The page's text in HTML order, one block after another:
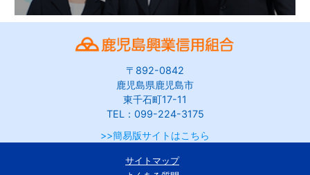
〒892-0842
鹿児島県鹿児島市
東千石町17-11
TEL：099-224-3175
>>簡易版サイトはこちら
サイトマップ